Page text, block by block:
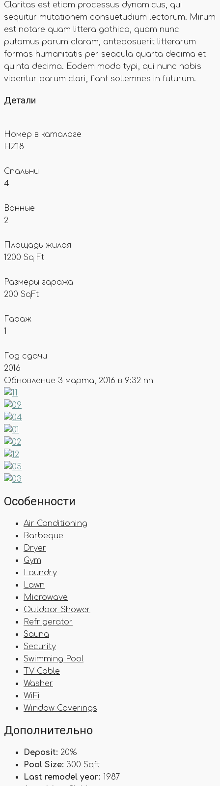
Claritas est etiam processus dynamicus, qui
sequitur mutationem consuetudium lectorum. Mirum
est notare quam littera gothica, quam nunc
putamus parum claram, anteposuerit litterarum
formas humanitatis per seacula quarta decima et
quinta decima. Eodem modo typi, qui nunc nobis
videntur parum clari, fiant sollemnes in futurum.
Детали
Номер в каталоге
HZ18
Спальни
4
Ванные
2
Площадь жилая
1200 Sq Ft
Размеры гаража
200 SqFt
Гараж
1
Год сдачи
2016
Обновление 3 марта, 2016 в 9:32 пп
Особенности
Air Conditioning
Barbeque
Dryer
Gym
Laundry
Lawn
Microwave
Outdoor Shower
Refrigerator
Sauna
Security
Swimming Pool
TV Cable
Washer
WiFi
Window Coverings
Дополнительно
Deposit: 20%
Pool Size: 300 Sqft
Last remodel year: 1987